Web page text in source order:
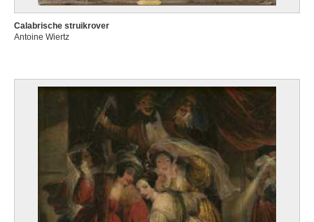
Calabrische struikrover
Antoine Wiertz